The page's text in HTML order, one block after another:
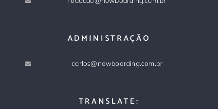
ADMINISTRAÇÃO
carlos@nowboarding.com.br
TRANSLATE: